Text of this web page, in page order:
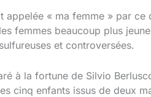
appelée « ma femme » par ce
femmes beaucoup plus
et controversées.
à la fortune de Silvio
cinq enfants issus de deux